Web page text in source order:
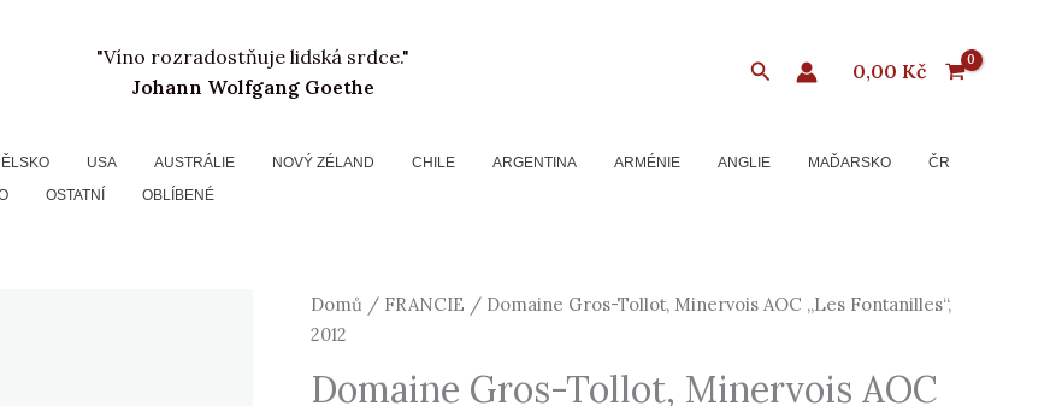
"Víno rozradostňuje lidská srdce."
Johann Wolfgang Goethe
Hledat 0,00 Kč
USA AUSTRÁLIE NOVÝ ZÉLAND CHILE ARGENTINA ARMÉNIE ANGLIE MAĎARSKO
ČR
OSTATNÍ OBLÍBENÉ
Domů / FRANCIE / Domaine Gros-Tollot, Minervois AOC „Les Fontanilles“,
2012
Domaine Gros-Tollot, Minervois AOC
Domaine
Gros-
Minervois